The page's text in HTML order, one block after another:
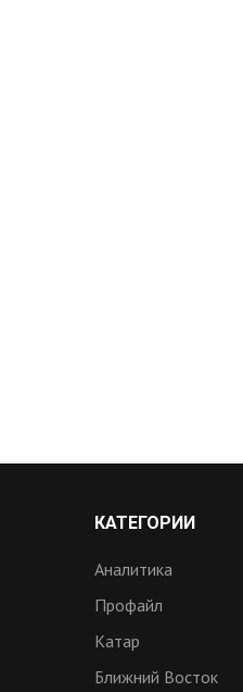
КАТЕГОРИИ
Аналитика
Профайл
Катар
Ближний Восток